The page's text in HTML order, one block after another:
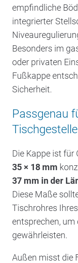
empfindliche
integrierter
Besonders im
oder privaten
Fußkappe
Sicherheit.
Passgenau
Tischgestelle
Die Kappe ist für
35 × 18 mm
37 mm in der
Diese Maße
Tischrohres
entsprechen, um
gewährleisten.
Außen misst die